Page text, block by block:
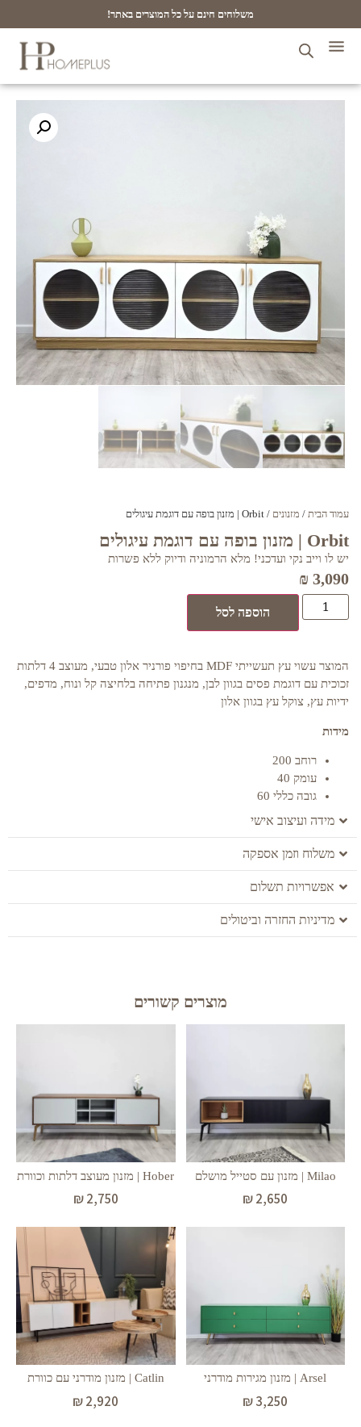
משלוחים חינם על כל המוצרים באתר!
עמוד הבית / מזנונים / Orbit | מזנון בופה עם דוגמת עיגולים
Orbit | מזנון בופה עם דוגמת עיגולים
יש לו וייב נקי ועדכני! מלא הרמוניה ודיוק ללא פשרות
₪ 3,090
הוספה לסל
המוצר עשוי עץ תעשייתי MDF בחיפוי פורניר אלון טבעי, מעוצב 4 דלתות
זכוכית עם דוגמת פסים בגוון לבן, מנגנון פתיחה בלחיצה קל ונוח, מדפים,
ידיות עץ, צוקל עץ בגוון אלון
מידות
רוחב 200
עומק 40
גובה כללי 60
מידה ועיצוב אישי
משלוח וזמן אספקה
אפשרויות תשלום
מדיניות החזרה וביטולים
מוצרים קשורים
Milao | מזנון עם סטייל מושלם
₪2,650
Hober | מזנון מעוצב דלתות וכוורת
₪2,750
Arsel | מזנון מגירות מודרני
₪3,250
Catlin | מזנון מודרני עם כוורת
₪2,920